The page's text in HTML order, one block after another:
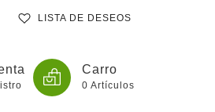
LISTA DE DESEOS
Carro
0 Artículos